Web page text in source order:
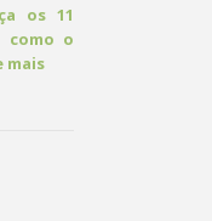
os 11
como o
mais